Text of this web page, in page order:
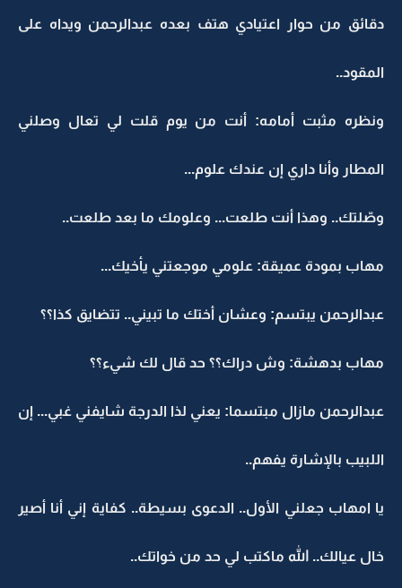
دقائق من حوار اعتيادي هتف بعده عبدالرحمن ويداه على
المقود..
ونظره مثبت أمامه: أنت من يوم قلت لي تعال وصلني
المطار وأنا داري إن عندك علوم...
وصّلتك.. وهذا أنت طلعت... وعلومك ما بعد طلعت..
مهاب بمودة عميقة: علومي موجعتني يأخيك...
عبدالرحمن يبتسم: وعشان أختك ما تبيني.. تتضايق كذا؟؟
مهاب بدهشة: وش دراك؟؟ حد قال لك شيء؟؟
عبدالرحمن مازال مبتسما: يعني لذا الدرجة شايفني غبي... إن
اللبيب بالإشارة يفهم..
يا امهاب جعلني الأول.. الدعوى بسيطة.. كفاية إني أنا أصير
خال عيالك.. الله ماكتب لي حد من خواتك..